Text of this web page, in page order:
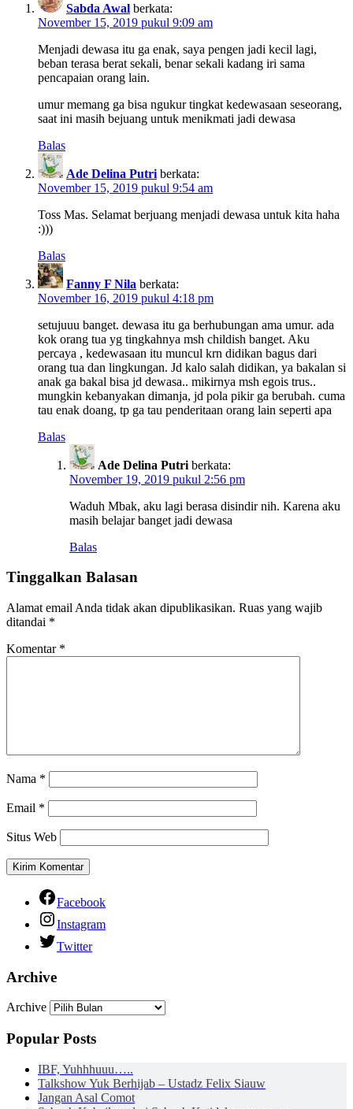
Sabda Awal berkata:
November 15, 2019 pukul 9:09 am
Menjadi dewasa itu ga enak, saya pengen jadi kecil lagi,
beban terasa berat sekali, benar sekali kadang iri sama
pencapaian orang lain.
umur memang ga bisa ngukur tingkat kedewasaan seseorang,
saat ini masih bejuang untuk menikmati jadi dewasa
Balas
Ade Delina Putri berkata:
November 15, 2019 pukul 9:54 am
Toss Mas. Selamat berjuang menjadi dewasa untuk kita haha
:)))
Balas
Fanny F Nila berkata:
November 16, 2019 pukul 4:18 pm
setujuuu banget. dewasa itu ga berhubungan ama umur. ada
kok orang tua yg tingkahnya msh childish banget. Aku
percaya , kedewasaan itu muncul krn didikan bagus dari
orang tua dan lingkungan. Jd kalo salah didikan, ya bakalan si
anak ga bakal bisa jd dewasa.. mikirnya msh egois trus..
mungkin kebanyakan dimanja, jd pola pikir ga berubah. cuma
tau enak doang, tp ga tau penderitaan orang lain seperti apa
Balas
Ade Delina Putri berkata:
November 19, 2019 pukul 2:56 pm
Waduh Mbak, aku lagi berasa disindir nih. Karena aku
masih belajar banget jadi dewasa
Balas
Tinggalkan Balasan
Alamat email Anda tidak akan dipublikasikan. Ruas yang wajib
ditandai *
Komentar *
Nama *
Email *
Situs Web
Facebook
Instagram
Twitter
Archive
Archive
Popular Posts
IBF, Yuhhhuuu…..
Talkshow Yuk Berhijab – Ustadz Felix Siauw
Jangan Asal Comot